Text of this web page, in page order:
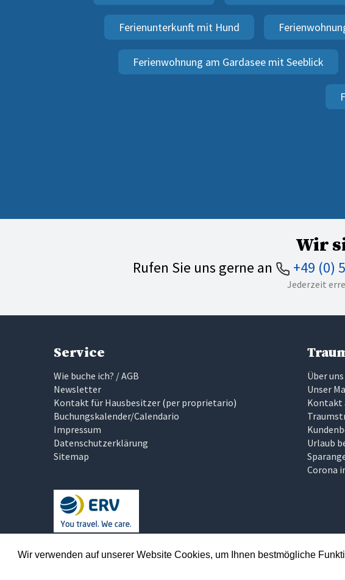
Wir verwenden auf unserer Website Cookies, um Ihnen bestmögliche
Ferienunterkunft mit Hund
Ferienwohnung am Gardasee mit Seeblick
Wir
Rufen Sie uns gerne an +49 (0)
Jederzeit
Service
Wie buche ich? / AGB
Newsletter
Kontakt für Hausbesitzer (per proprietario)
Buchungskalender/Calendario
Impressum
Datenschutzerklärung
Sitemap
Über uns
Unser
Kontakt
Urlaub
Corona
Wir glauben, das Finden der richtigen Ferienunterkunft sollte keine